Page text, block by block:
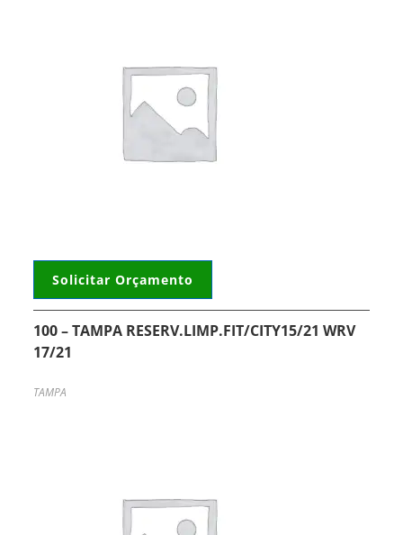
Solicitar Orçamento
100 – TAMPA RESERV.LIMP.FIT/CITY15/21 WRV
17/21
TAMPA